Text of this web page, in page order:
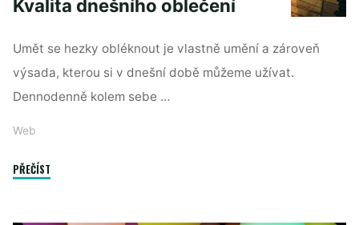
Kvalita dnešního oblečení
Umět se hezky obléknout je vlastně umění a zároveň
výsada, kterou si v dnešní době můžeme užívat.
Dennodenně kolem sebe …
Web
PŘEČÍST